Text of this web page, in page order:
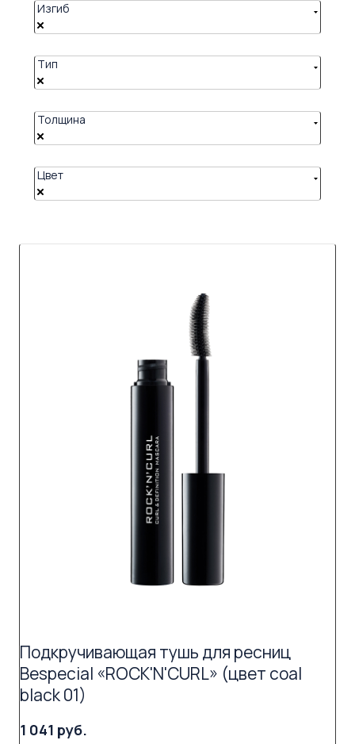
Изгиб
Тип
Толщина
Цвет
Подкручивающая тушь для ресниц
Bespecial «ROCK'N'CURL» (цвет coal
black 01)
1 041 руб.